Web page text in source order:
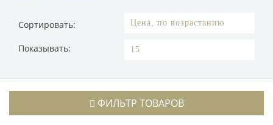
Сортировать:
Показывать:
ФИЛЬТР ТОВАРОВ